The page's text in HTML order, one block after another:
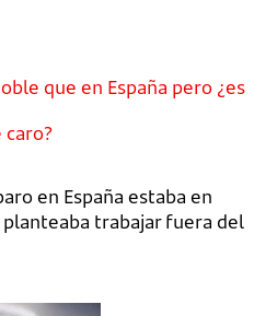
que en España pero ¿es
caro?
en España estaba en
planteaba trabajar fuera del